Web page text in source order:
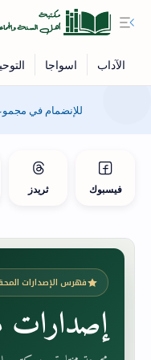
للإنضمام في
فيسبوك ثريدز
فهرس الإصدارات
إصدارات